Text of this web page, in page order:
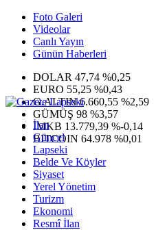
Foto Galeri
Videolar
Canlı Yayın
Günün Haberleri
DOLAR 47,74 %0,25
EURO 55,25 %0,43
G.ALTIN6.660,55 %2,59
GÜMÜŞ 98 %3,57
IMKB 13.779,39 %-0,14
BITCOIN 64.978 %0,01
İlan
Güncel
Lapseki
Belde Ve Köyler
Siyaset
Yerel Yönetim
Turizm
Ekonomi
Resmî İlan